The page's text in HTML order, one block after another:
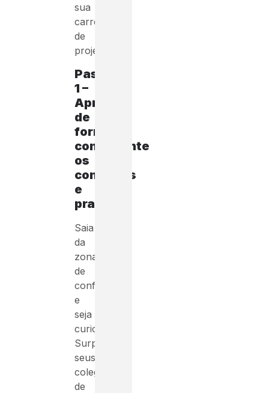
sua
carreira
de
projetista.
Passo
1 –
Aprenda
de
forma
consistente
os
conceitos
e
pratique
Saia
da
zona
de
conforto
e
seja
curioso.
Surpreenda
seus
colegas
de